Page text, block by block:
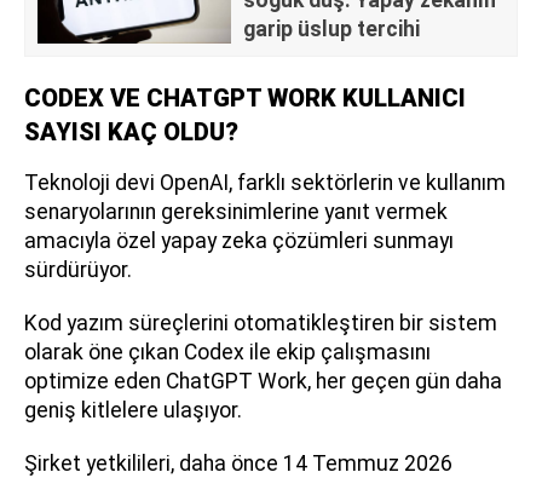
garip üslup tercihi
CODEX VE CHATGPT WORK KULLANICI
SAYISI KAÇ OLDU?
Teknoloji devi OpenAI, farklı sektörlerin ve kullanım
senaryolarının gereksinimlerine yanıt vermek
amacıyla özel yapay zeka çözümleri sunmayı
sürdürüyor.
Kod yazım süreçlerini otomatikleştiren bir sistem
olarak öne çıkan Codex ile ekip çalışmasını
optimize eden ChatGPT Work, her geçen gün daha
geniş kitlelere ulaşıyor.
Şirket yetkilileri, daha önce 14 Temmuz 2026